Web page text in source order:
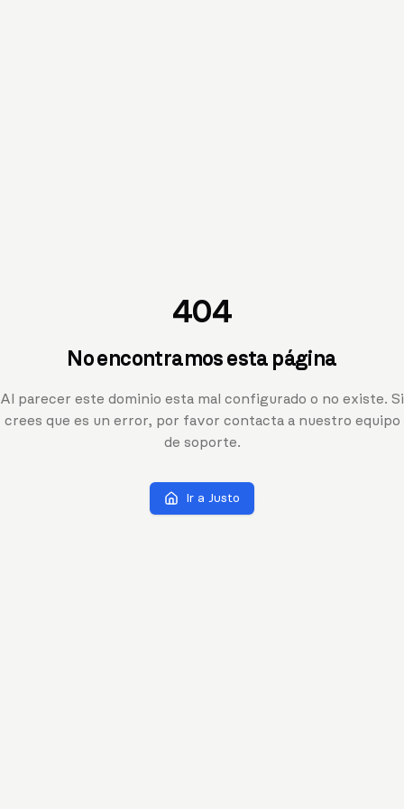
404
No encontramos esta página
Al parecer este dominio esta mal configurado o no existe. Si
crees que es un error, por favor contacta a nuestro equipo
de soporte.
Ir a Justo